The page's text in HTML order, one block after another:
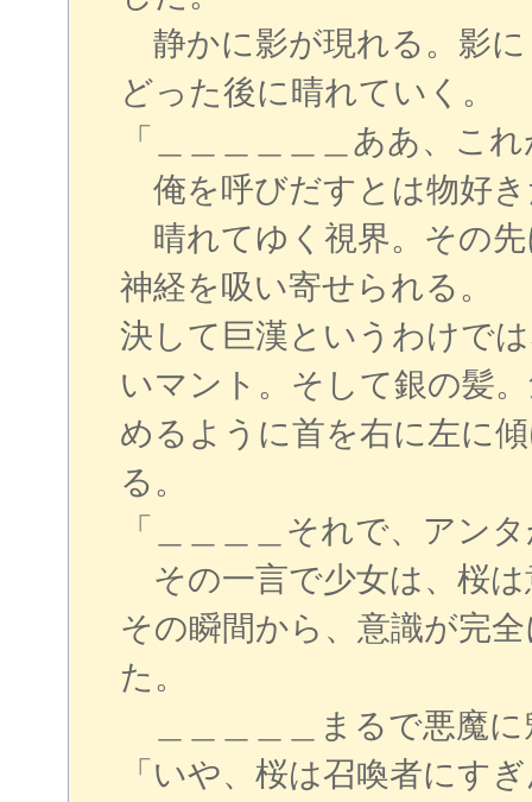
静かに影が現れる。影
どった後に晴れていく。
「＿＿＿＿＿＿ああ、
俺を呼びだすとは物好
晴れてゆく視界。その
神経を吸い寄せられる。
決して巨漢というわけで
いマント。そして銀の髪
めるように首を右に左に
る。
「＿＿＿＿それで、アン
その一言で少女は、桜は
その瞬間から、意識が完
た。
＿＿＿＿＿まるで悪魔
「いや、桜は召喚者にす